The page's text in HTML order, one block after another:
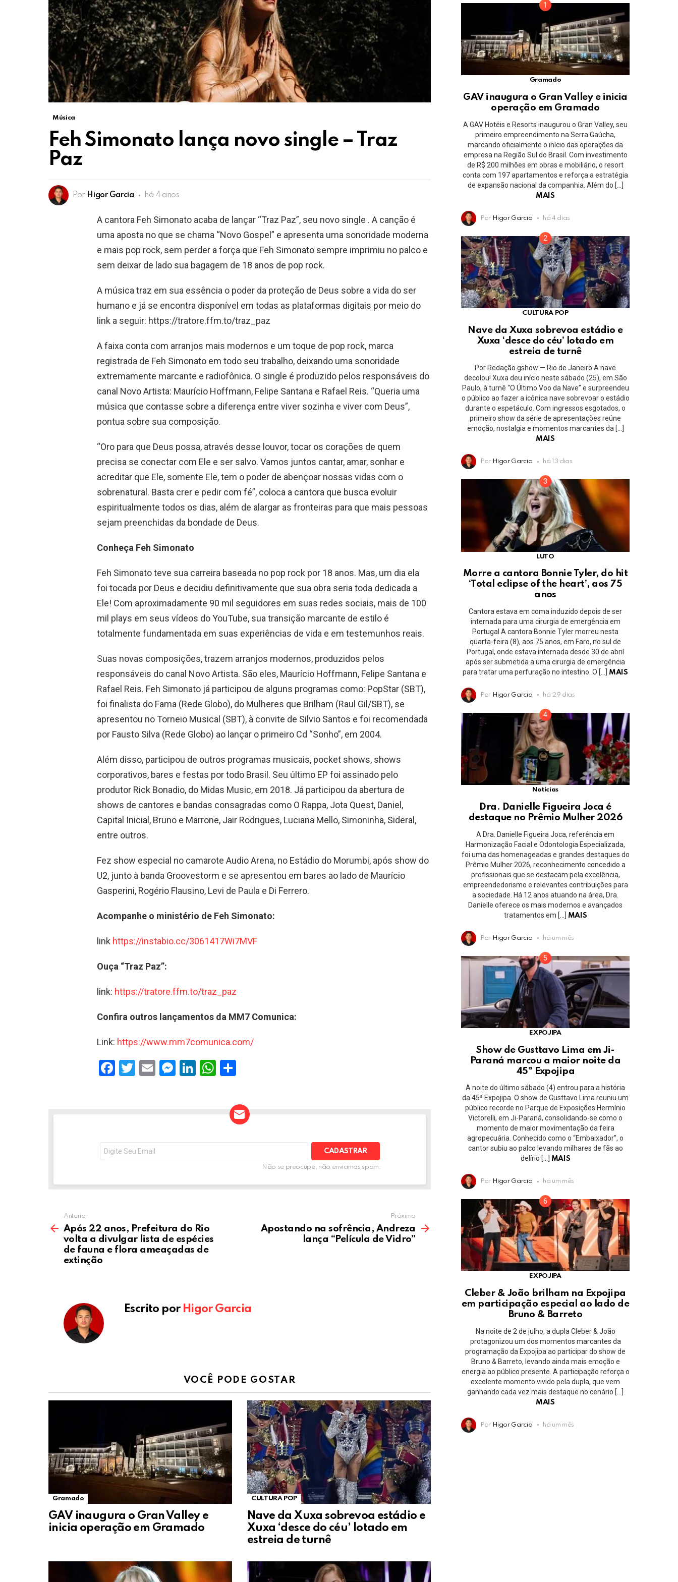
Música
Feh Simonato lança novo single – Traz
Paz
Por Higor Garcia há 4 anos
A cantora Feh Simonato acaba de lançar “Traz Paz”, seu novo single . A canção é
uma aposta no que se chama “Novo Gospel” e apresenta uma sonoridade moderna
e mais pop rock, sem perder a força que Feh Simonato sempre imprimiu no palco e
sem deixar de lado sua bagagem de 18 anos de pop rock.
A música traz em sua essência o poder da proteção de Deus sobre a vida do ser
humano e já se encontra disponível em todas as plataformas digitais por meio do
link a seguir: https://tratore.ffm.to/traz_paz
A faixa conta com arranjos mais modernos e um toque de pop rock, marca
registrada de Feh Simonato em todo seu trabalho, deixando uma sonoridade
extremamente marcante e radiofônica. O single é produzido pelos responsáveis do
canal Novo Artista: Maurício Hoffmann, Felipe Santana e Rafael Reis. “Queria uma
música que contasse sobre a diferença entre viver sozinha e viver com Deus”,
pontua sobre sua composição.
“Oro para que Deus possa, através desse louvor, tocar os corações de quem
precisa se conectar com Ele e ser salvo. Vamos juntos cantar, amar, sonhar e
acreditar que Ele, somente Ele, tem o poder de abençoar nossas vidas com o
sobrenatural. Basta crer e pedir com fé”, coloca a cantora que busca evoluir
espiritualmente todos os dias, além de alargar as fronteiras para que mais pessoas
sejam preenchidas da bondade de Deus.
Conheça Feh Simonato
Feh Simonato teve sua carreira baseada no pop rock por 18 anos. Mas, um dia ela
foi tocada por Deus e decidiu definitivamente que sua obra seria toda dedicada a
Ele! Com aproximadamente 90 mil seguidores em suas redes sociais, mais de 100
mil plays em seus vídeos do YouTube, sua transição marcante de estilo é
totalmente fundamentada em suas experiências de vida e em testemunhos reais.
Suas novas composições, trazem arranjos modernos, produzidos pelos
responsáveis do canal Novo Artista. São eles, Maurício Hoffmann, Felipe Santana e
Rafael Reis. Feh Simonato já participou de alguns programas como: PopStar (SBT),
foi finalista do Fama (Rede Globo), do Mulheres que Brilham (Raul Gil/SBT), se
apresentou no Torneio Musical (SBT), à convite de Silvio Santos e foi recomendada
por Fausto Silva (Rede Globo) ao lançar o primeiro Cd “Sonho”, em 2004.
Além disso, participou de outros programas musicais, pocket shows, shows
corporativos, bares e festas por todo Brasil. Seu último EP foi assinado pelo
produtor Rick Bonadio, do Midas Music, em 2018. Já participou da abertura de
shows de cantores e bandas consagradas como O Rappa, Jota Quest, Daniel,
Capital Inicial, Bruno e Marrone, Jair Rodrigues, Luciana Mello, Simoninha, Sideral,
entre outros.
Fez show especial no camarote Audio Arena, no Estádio do Morumbi, após show do
U2, junto à banda Groovestorm e se apresentou em bares ao lado de Maurício
Gasperini, Rogério Flausino, Levi de Paula e Di Ferrero.
Acompanhe o ministério de Feh Simonato:
link https://instabio.cc/3061417Wi7MVF
Ouça “Traz Paz”:
link: https://tratore.ffm.to/traz_paz
Confira outros lançamentos da MM7 Comunica:
Link: https://www.mm7comunica.com/
F
o
k
T
E
M
er
Li
W
p
p
ar
e
NEWSLETTER
e-
mail:
Não se preocupe, não enviamos spam.
Anterior
Após 22 anos, Prefeitura do Rio
volta a divulgar lista de espécies
de fauna e flora ameaçadas de
extinção
Próximo
Apostando na sofrência, Andreza
lança “Película de Vidro”
Escrito por Higor Garcia
VOCÊ PODE GOSTAR
Gramado
GAV inaugura o Gran Valley e
inicia operação em Gramado
CULTURA POP
Nave da Xuxa sobrevoa estádio e
Xuxa ‘desce do céu’ lotado em
estreia de turnê
Gramado
GAV inaugura o Gran Valley e inicia
operação em Gramado
A GAV Hotéis e Resorts inaugurou o Gran Valley, seu
primeiro empreendimento na Serra Gaúcha,
marcando oficialmente o início das operações da
empresa na Região Sul do Brasil. Com investimento
de R$ 200 milhões em obras e mobiliário, o resort
conta com 197 apartamentos e reforça a estratégia
de expansão nacional da companhia. Além do […]
MAIS
Por Higor Garcia há 4 dias
CULTURA POP
Nave da Xuxa sobrevoa estádio e
Xuxa ‘desce do céu’ lotado em
estreia de turnê
Por Redação gshow — Rio de Janeiro A nave
decolou! Xuxa deu início neste sábado (25), em São
Paulo, à turnê “O Último Voo da Nave” e surpreendeu
o público ao fazer a icônica nave sobrevoar o estádio
durante o espetáculo. Com ingressos esgotados, o
primeiro show da série de apresentações reúne
emoção, nostalgia e momentos marcantes da […]
MAIS
Por Higor Garcia há 13 dias
LUTO
Morre a cantora Bonnie Tyler, do hit
‘Total eclipse of the heart’, aos 75
anos
Cantora estava em coma induzido depois de ser
internada para uma cirurgia de emergência em
Portugal A cantora Bonnie Tyler morreu nesta
quarta-feira (8), aos 75 anos, em Faro, no sul de
Portugal, onde estava internada desde 30 de abril
após ser submetida a uma cirurgia de emergência
para tratar uma perfuração no intestino. O […]
MAIS
Por Higor Garcia há 29 dias
Notícias
Dra. Danielle Figueira Joca é
destaque no Prêmio Mulher 2026
A Dra. Danielle Figueira Joca, referência em
Harmonização Facial e Odontologia Especializada,
foi uma das homenageadas e grandes destaques do
Prêmio Mulher 2026, reconhecimento concedido a
profissionais que se destacam pela excelência,
empreendedorismo e relevantes contribuições para
a sociedade. Há 12 anos atuando na área, Dra.
Danielle oferece os mais modernos e avançados
tratamentos em […]
MAIS
Por Higor Garcia há um mês
EXPOJIPA
Show de Gusttavo Lima em Ji-
Paraná marcou a maior noite da
45ª Expojipa
A noite do último sábado (4) entrou para a história
da 45ª Expojipa. O show de Gusttavo Lima reuniu um
público recorde no Parque de Exposições Hermínio
Victorelli, em Ji-Paraná, consolidando-se como o
momento de maior movimentação da feira
agropecuária. Conhecido como o “Embaixador”, o
cantor subiu ao palco levando milhares de fãs ao
delírio […]
MAIS
Por Higor Garcia há um mês
EXPOJIPA
Cleber & João brilham na Expojipa
em participação especial ao lado de
Bruno & Barreto
Na noite de 2 de julho, a dupla Cleber & João
protagonizou um dos momentos marcantes da
programação da Expojipa ao participar do show de
Bruno & Barreto, levando ainda mais emoção e
energia ao público presente. A participação reforça o
excelente momento vivido pela dupla, que vem
ganhando cada vez mais destaque no cenário […]
MAIS
Por Higor Garcia há um mês